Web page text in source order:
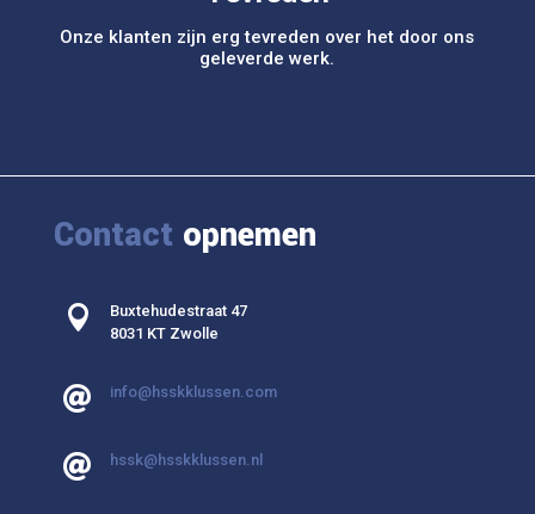
Onze klanten zijn erg tevreden over het door ons
geleverde werk.
Contact opnemen

Buxtehudestraat 47
8031 KT Zwolle
 info@hsskklussen.com
 hssk@hsskklussen.nl